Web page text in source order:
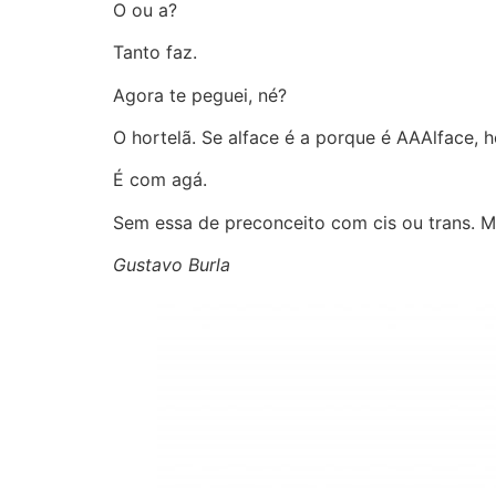
O ou a?
Tanto faz.
Agora te peguei, né?
O hortelã. Se alface é a porque é AAAlface,
É com agá.
Sem essa de preconceito com cis ou trans.
Gustavo Burla